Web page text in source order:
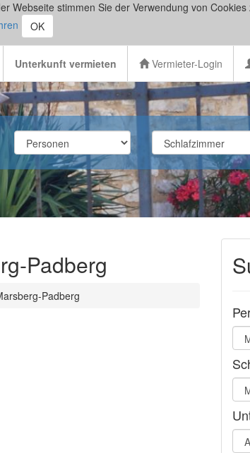
Webseite stimmen Sie der Verwendung von Cookies
OK
Unterkunft vermieten Vermieter-Login
Padberg
Padberg